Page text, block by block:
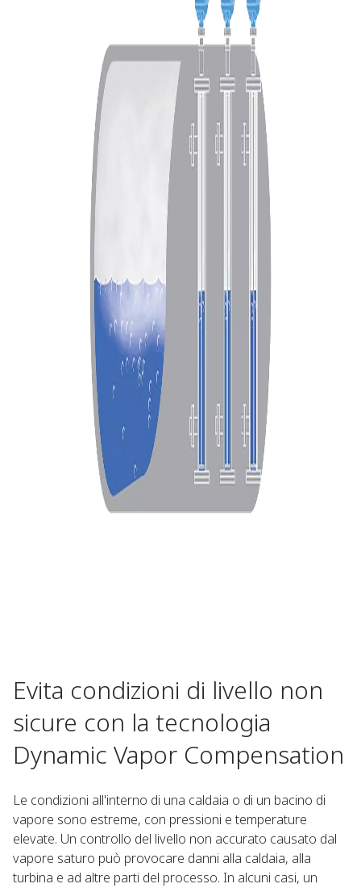
Evita condizioni di livello non
sicure con la tecnologia
Dynamic Vapor Compensation
Le condizioni all'interno di una caldaia o di un bacino di
vapore sono estreme, con pressioni e temperature
elevate. Un controllo del livello non accurato causato dal
vapore saturo può provocare danni alla caldaia, alla
turbina e ad altre parti del processo. In alcuni casi, un